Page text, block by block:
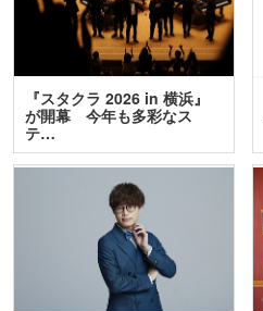
『スタクラ 2026 in 横浜』
が開幕 今年も多彩なス
テ…